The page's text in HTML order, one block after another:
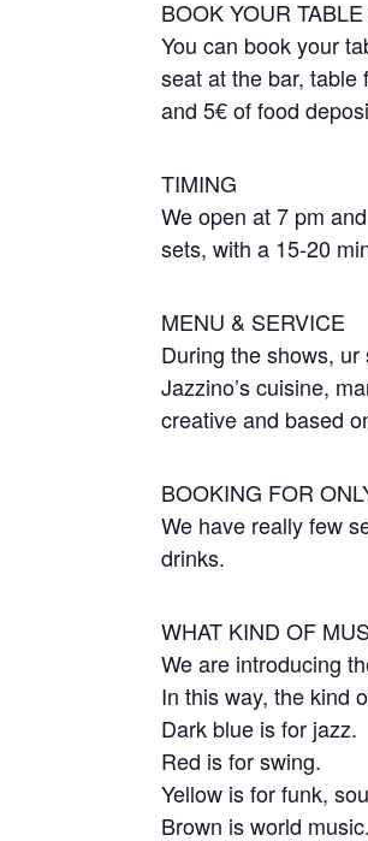
BOOK YOUR
You can book your
seat at the bar,
and 5€ of food
TIMING
We open at 7 pm
sets, with a 15-20
MENU & SERVICE
During the shows,
Jazzino’s cuisine,
creative and based
BOOKING FOR
We have really few
drinks.
WHAT KIND OF
We are introducing
In this way, the kind
Dark blue is for jazz.
Red is for swing.
Yellow is for funk,
Brown is world music.